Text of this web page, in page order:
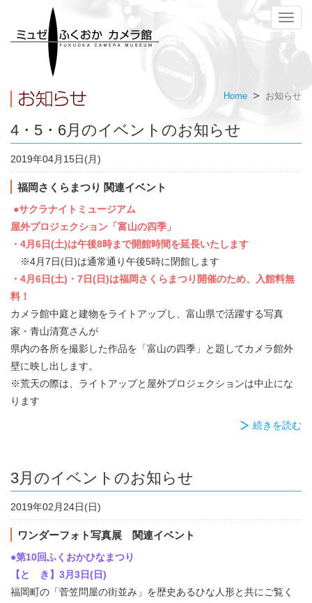
メ
ニ
Home お知らせ
4・5・6月のイベントのお知らせ
2019年04月15日(月)
福岡さくらまつり 関連イベント
●サクラナイトミュージアム
屋外プロジェクション「富山の四季」
・4月6日(土)は午後8時まで開館時間を延長いたします
※4月7日(日)は通常通り午後5時に閉館します
・4月6日(土)・7日(日)は福岡さくらまつり開催のため、入館料無
料！
カメラ館中庭と建物をライトアップし、富山県で活躍する写真
家・青山清寛さんが
県内の各所を撮影した作品を「富山の四季」と題してカメラ館外
壁に映し出します。
※荒天の際は、ライトアップと屋外プロジェクションは中止にな
ります
続きを読む
3月のイベントのお知らせ
2019年02月24日(日)
ワンダーフォト写真展 関連イベント
●第10回ふくおかひなまつり
【 と き】3月3日(日)
福岡町の「菅笠問屋の街並み」を歴史あるひな人形と共にご覧く